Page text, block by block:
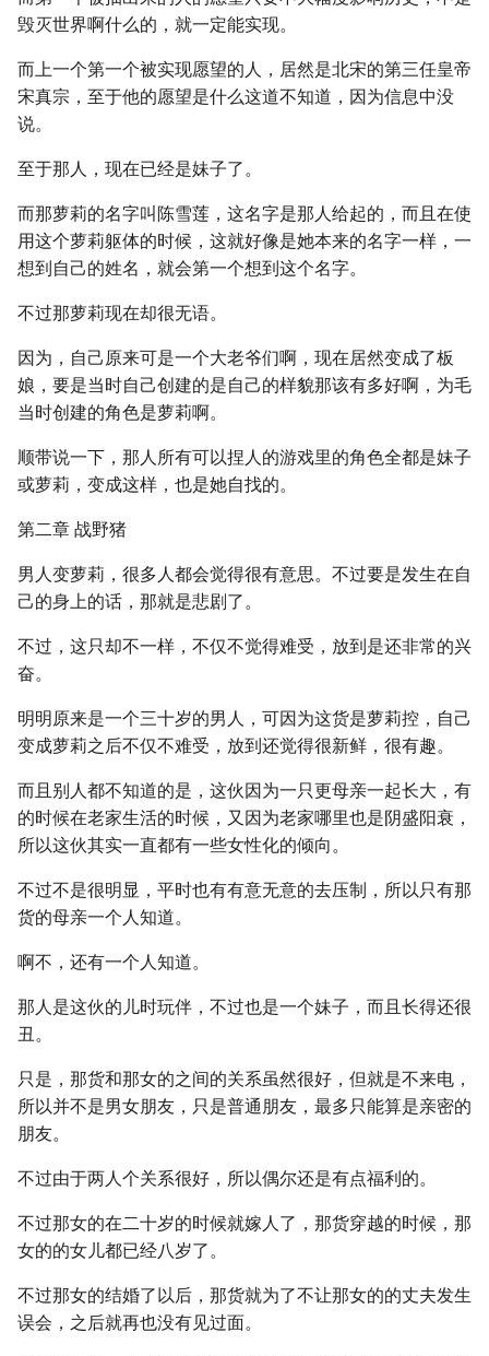
毁灭世界啊什么的，就一定能实现。
而上一个第一个被实现愿望的人，居然是北宋的第三任皇帝
宋真宗，至于他的愿望是什么这道不知道，因为信息中没
说。
至于那人，现在已经是妹子了。
而那萝莉的名字叫陈雪莲，这名字是那人给起的，而且在使
用这个萝莉躯体的时候，这就好像是她本来的名字一样，一
想到自己的姓名，就会第一个想到这个名字。
不过那萝莉现在却很无语。
因为，自己原来可是一个大老爷们啊，现在居然变成了板
娘，要是当时自己创建的是自己的样貌那该有多好啊，为毛
当时创建的角色是萝莉啊。
顺带说一下，那人所有可以捏人的游戏里的角色全都是妹子
或萝莉，变成这样，也是她自找的。
第二章 战野猪
男人变萝莉，很多人都会觉得很有意思。不过要是发生在自
己的身上的话，那就是悲剧了。
不过，这只却不一样，不仅不觉得难受，放到是还非常的兴
奋。
明明原来是一个三十岁的男人，可因为这货是萝莉控，自己
变成萝莉之后不仅不难受，放到还觉得很新鲜，很有趣。
而且别人都不知道的是，这伙因为一只更母亲一起长大，有
的时候在老家生活的时候，又因为老家哪里也是阴盛阳衰，
所以这伙其实一直都有一些女性化的倾向。
不过不是很明显，平时也有有意无意的去压制，所以只有那
货的母亲一个人知道。
啊不，还有一个人知道。
那人是这伙的儿时玩伴，不过也是一个妹子，而且长得还很
丑。
只是，那货和那女的之间的关系虽然很好，但就是不来电，
所以并不是男女朋友，只是普通朋友，最多只能算是亲密的
朋友。
不过由于两人个关系很好，所以偶尔还是有点福利的。
不过那女的在二十岁的时候就嫁人了，那货穿越的时候，那
女的的女儿都已经八岁了。
不过那女的结婚了以后，那货就为了不让那女的的丈夫发生
误会，之后就再也没有见过面。